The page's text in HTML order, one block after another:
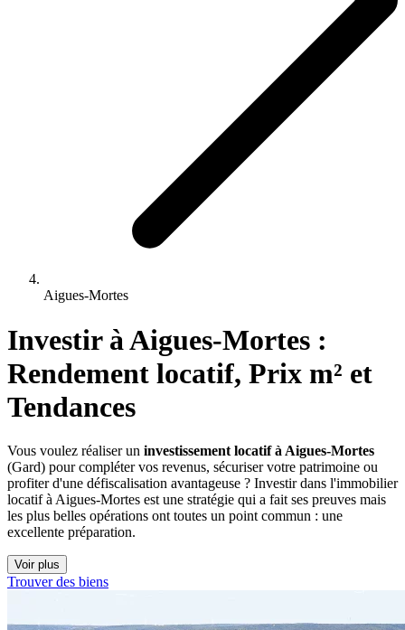
Aigues-Mortes
Investir àAigues-Mortes :
Rendement locatif, Prix m² et
Tendances
Vous voulez réaliser un investissement locatif à Aigues-Mortes
(Gard) pour compléter vos revenus, sécuriser votre patrimoine ou
profiter d'une défiscalisation avantageuse ? Investir dans l'immobilier
locatif à Aigues-Mortes est une stratégie qui a fait ses preuves mais
les plus belles opérations ont toutes un point commun : une
excellente préparation.
Voir plus
Trouver des biens